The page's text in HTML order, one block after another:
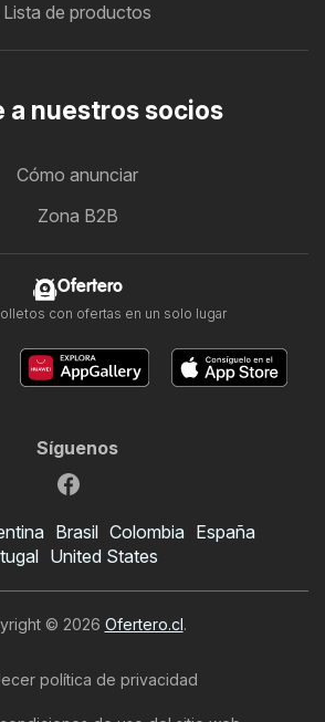
Lista de productos
a nuestros socios
Cómo anunciar
Zona B2B
Ofertero
con ofertas en un solo lugar
Síguenos
Brasil Colombia España
United States
© 2026 Ofertero.cl .
política de privacidad